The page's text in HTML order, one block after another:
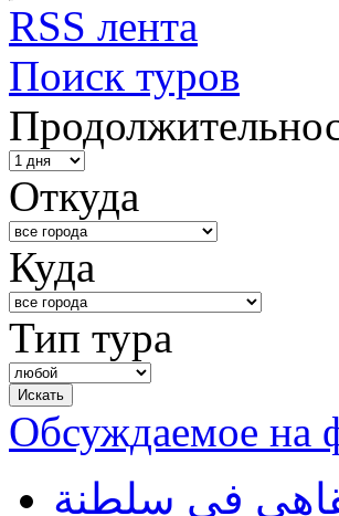
RSS лента
Поиск туров
Откуда
Куда
Тип тура
Обсуждаемое на
في سلطنة